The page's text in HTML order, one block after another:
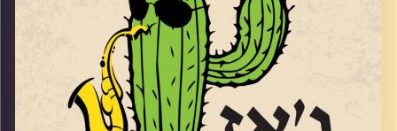
בין היתר את "שני משוגעים" ואת השיר זוכה האירוויזיון "טוי".
זכה בפרס ראש הממשלה למלחינים ולפני 4 בפרס של משרד
התרבות על שם אריק איינשטיין, הוא בא אלינו כדי לחגוג את